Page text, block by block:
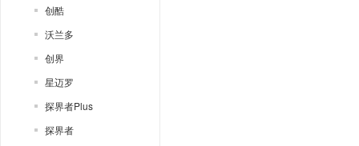
创酷
沃兰多
创界
星迈罗
探界者Plus
探界者